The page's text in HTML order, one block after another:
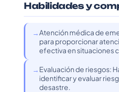
Habilidades y
Atención médica de
para proporcionar
efectiva en situaciones
Evaluación de riesgos:
identificar y evaluar
desastre.